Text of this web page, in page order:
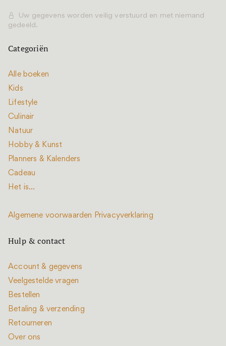
Uw gegevens worden veilig verstuurd en met niemand
gedeeld.
Categoriën
Alle boeken
Kids
Lifestyle
Culinair
Natuur
Hobby & Kunst
Planners & Kalenders
Cadeau
Het is...
Algemene voorwaarden Privacyverklaring
Hulp & contact
Account & gegevens
Veelgestelde vragen
Bestellen
Betaling & verzending
Retourneren
Over ons